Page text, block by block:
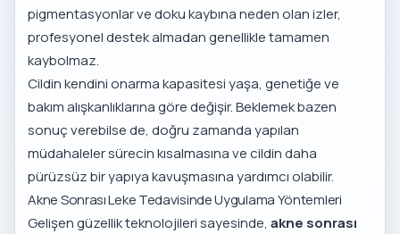
pigmentasyonlar ve doku kaybına neden olan izler,
profesyonel destek almadan genellikle tamamen
kaybolmaz.
Cildin kendini onarma kapasitesi yaşa, genetiğe ve
bakım alışkanlıklarına göre değişir. Beklemek bazen
sonuç verebilse de, doğru zamanda yapılan
müdahaleler sürecin kısalmasına ve cildin daha
pürüzsüz bir yapıya kavuşmasına yardımcı olabilir.
Akne Sonrası Leke Tedavisinde Uygulama Yöntemleri
Gelişen güzellik teknolojileri sayesinde,akne sonrası